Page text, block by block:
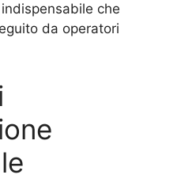
che
da operatori